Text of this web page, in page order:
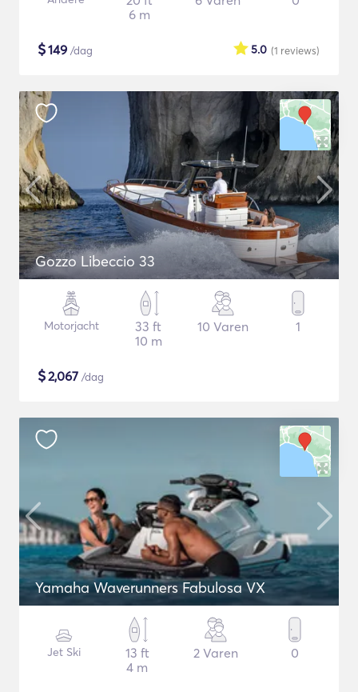
6 m
$149 /dag (1 reviews)
5.0
Gozzo Libeccio 33
Motorjacht
33 ft
10 m
10 Varen 1
$2,067 /dag
Yamaha Waverunners Fabulosa VX
Jet Ski
13 ft
4 m
2 Varen 0